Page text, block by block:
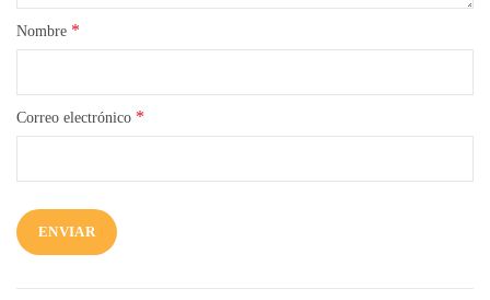
Nombre *
Correo electrónico *